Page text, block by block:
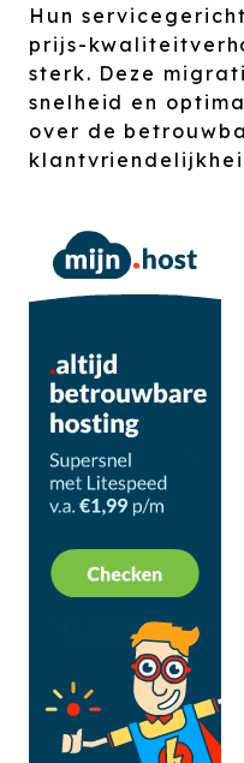
Hun
prijs-
sterk. Deze
snelheid en
over de